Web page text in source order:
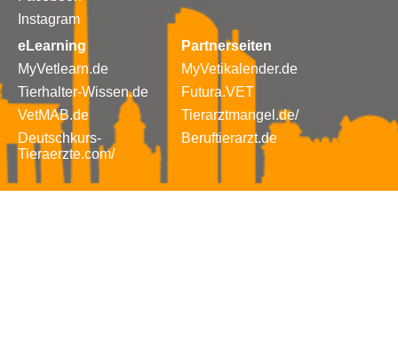
Instagram
eLearning
MyVetlearn.de
Tierhalter-Wissen.de
VetMAB.de
Deutschkurs-
Tieraerzte.com/
Partnerseiten
MyVetikalender.de
Futura.VET
Tierarztmangel.de/
Beruftierarzt.de